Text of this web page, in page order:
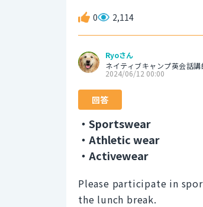
0 2,114
Ryoさん
ネイティブキャンプ英会話講
2024/06/12 00:00
回答
・Sportswear
・Athletic wear
・Activewear
Please participate in
the lunch break.